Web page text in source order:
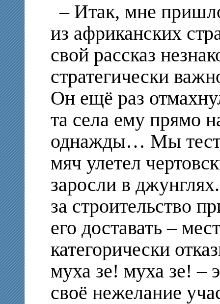
– Итак, мне
из африканских
свой рассказ
стратегически
Он ещё раз
та села ему прямо
однажды… Мы
мяч улетел
заросли в
за строительство
его доставать –
категорически
муха зе! муха зе! –
своё нежелание